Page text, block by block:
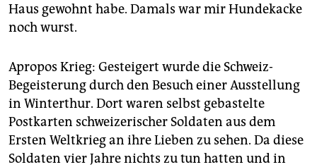
Haus gewohnt habe. Damals war mir Hundekacke
noch wurst.
Apropos Krieg: Gesteigert wurde die Schweiz-
Begeisterung durch den Besuch einer Ausstellung
in Winterthur. Dort waren selbst gebastelte
Postkarten schweizerischer Soldaten aus dem
Ersten Weltkrieg an ihre Lieben zu sehen. Da diese
Soldaten vier Jahre nichts zu tun hatten und in